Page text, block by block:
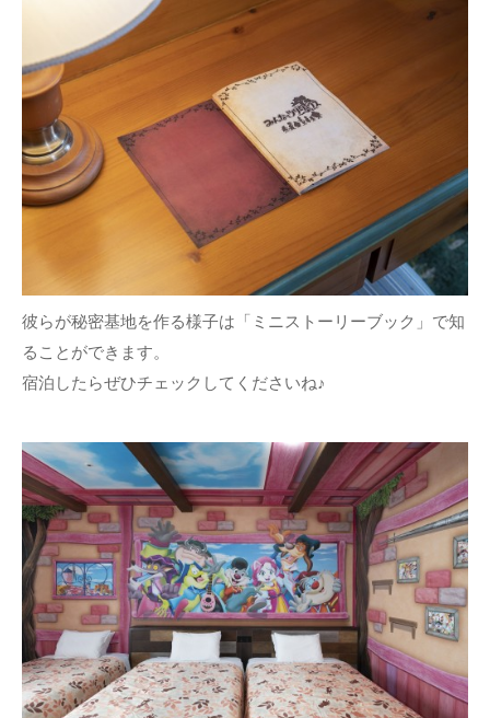
彼らが秘密基地を作る様子は「ミニストーリーブック」で知
ることができます。
宿泊したらぜひチェックしてくださいね♪